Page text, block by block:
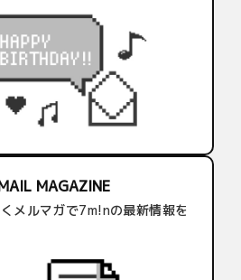
MAGAZINE
メルマガで7m!nの最新情報を